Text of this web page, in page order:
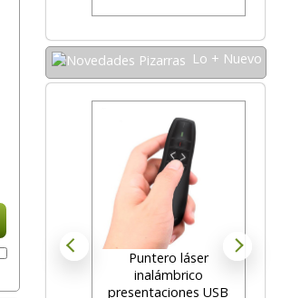
Lo + Nuevo
Puntero láser
inalámbrico
presentaciones USB